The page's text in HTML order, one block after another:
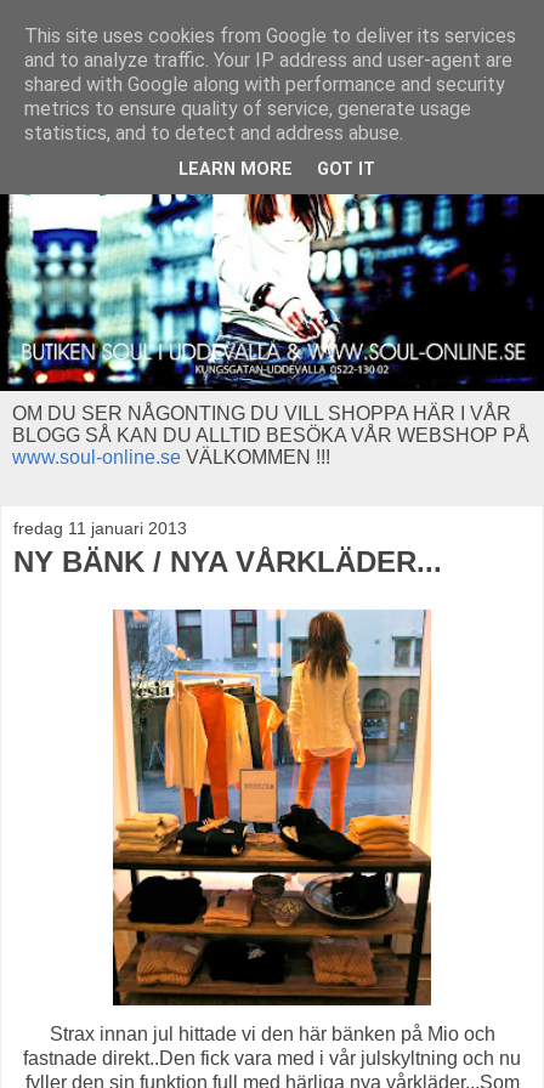
OM DU SER NÅGONTING DU VILL SHOPPA HÄR I VÅR
BLOGG SÅ KAN DU ALLTID BESÖKA VÅR WEBSHOP PÅ
www.soul-online.se VÄLKOMMEN !!!
fredag 11 januari 2013
NY BÄNK / NYA VÅRKLÄDER...
Strax innan jul hittade vi den här bänken på Mio och
fastnade direkt..Den fick vara med i vår julskyltning och nu
fyller den sin funktion full med härliga nya vårkläder...Som
This site uses cookies from Google to deliver its services
and to analyze traffic. Your IP address and user-agent are
shared with Google along with performance and security
metrics to ensure quality of service, generate usage
statistics, and to detect and address abuse.
LEARN MORE GOT IT